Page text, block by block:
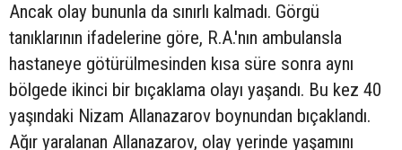
Ancak olay bununla da sınırlı kalmadı. Görgü
tanıklarının ifadelerine göre, R.A.'nın ambulansla
hastaneye götürülmesinden kısa süre sonra aynı
bölgede ikinci bir bıçaklama olayı yaşandı. Bu kez 40
yaşındaki Nizam Allanazarov boynundan bıçaklandı.
Ağır yaralanan Allanazarov, olay yerinde yaşamını